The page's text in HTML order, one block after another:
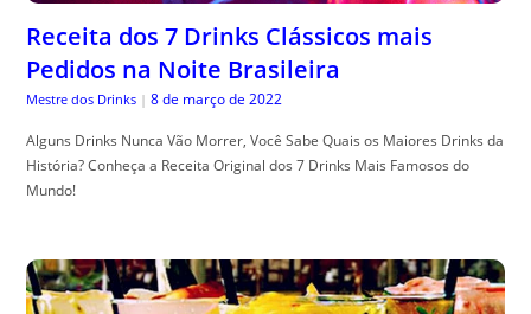
Receita dos 7 Drinks Clássicos mais
Pedidos na Noite Brasileira
Mestre dos Drinks | 8 de março de 2022
Alguns Drinks Nunca Vão Morrer, Você Sabe Quais os Maiores Drinks da
História? Conheça a Receita Original dos 7 Drinks Mais Famosos do
Mundo!